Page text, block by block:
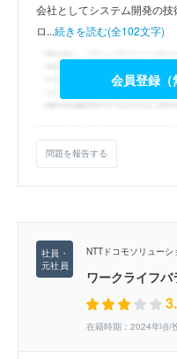
会社としてシステム開発の
ロ...続きを読む(全102文字)
会員登録（
問題を報告する
NTTドコモソリュー
ワークライフバ
在籍時期：2024年頃/